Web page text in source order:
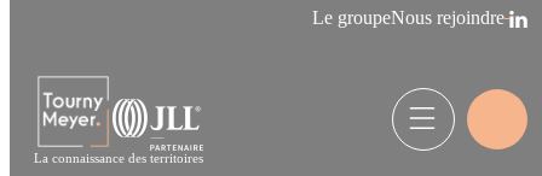
Le groupeNous rejoindre
La connaissance des territoires